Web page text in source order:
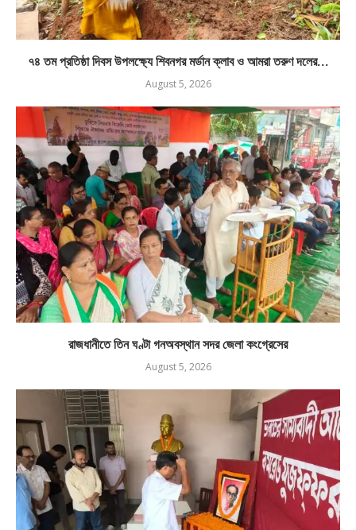
৭৪ তম প্রতিষ্ঠা দিবস উপলক্ষ্যে শিবনগর মর্ডান ক্লাব ও আমরা তরুণ দলের...
August 5, 2026
রাজধানীতে তিন ঘণ্টা গনঅবস্থান সদর জেলা কংগ্রেসের
August 5, 2026